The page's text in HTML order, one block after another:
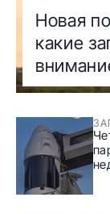
Новая
какие